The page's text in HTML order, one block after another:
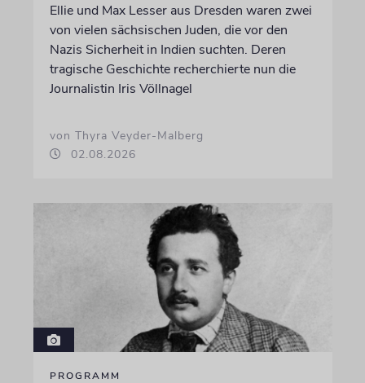
Ellie und Max Lesser aus Dresden waren zwei
von vielen sächsischen Juden, die vor den
Nazis Sicherheit in Indien suchten. Deren
tragische Geschichte recherchierte nun die
Journalistin Iris Völlnagel
von Thyra Veyder-Malberg
02.08.2026
PROGRAMM